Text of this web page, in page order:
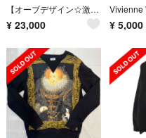
【オーブデザイン☆激レア入手困難】ヴィヴィアンウエストウッド スウェット
¥ 23,000 ¥ 5,000